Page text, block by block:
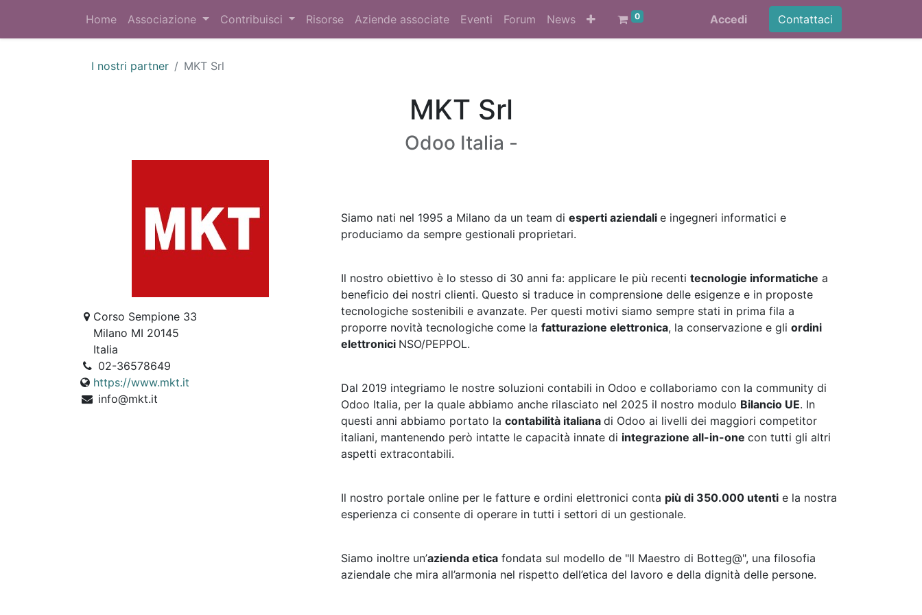
Home Associazione Contribuisci Risorse Aziende associate Eventi Forum News 0 Accedi Contattaci
I nostri partner MKT Srl
MKT Srl
Odoo Italia -
Corso Sempione 33
Milano MI 20145
Italia
02-36578649
https://www.mkt.it
info@mkt.it
Siamo nati nel 1995 a Milano da un team di esperti aziendali e ingegneri informatici e
produciamo da sempre gestionali proprietari.
Il nostro obiettivo è lo stesso di 30 anni fa: applicare le più recenti tecnologie informatiche a
beneficio dei nostri clienti. Questo si traduce in comprensione delle esigenze e in proposte
tecnologiche sostenibili e avanzate. Per questi motivi siamo sempre stati in prima fila a
proporre novità tecnologiche come la fatturazione elettronica, la conservazione e gli ordini
elettronici NSO/PEPPOL.
Dal 2019 integriamo le nostre soluzioni contabili in Odoo e collaboriamo con la community di
Odoo Italia, per la quale abbiamo anche rilasciato nel 2025 il nostro modulo Bilancio UE. In
questi anni abbiamo portato la contabilità italiana di Odoo ai livelli dei maggiori competitor
italiani, mantenendo però intatte le capacità innate di integrazione all-in-one con tutti gli altri
aspetti extracontabili.
Il nostro portale online per le fatture e ordini elettronici conta più di 350.000 utenti e la nostra
esperienza ci consente di operare in tutti i settori di un gestionale.
Siamo inoltre un’azienda etica fondata sul modello de "Il Maestro di Botteg@", una filosofia
aziendale che mira all’armonia nel rispetto dell’etica del lavoro e della dignità delle persone.